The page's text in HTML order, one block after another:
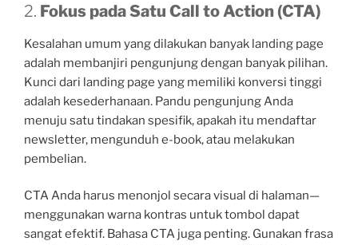
2. Fokus pada Satu Call to Action (CTA)
Kesalahan umum yang dilakukan banyak landing page
adalah membanjiri pengunjung dengan banyak pilihan.
Kunci dari landing page yang memiliki konversi tinggi
adalah kesederhanaan. Pandu pengunjung Anda
menuju satu tindakan spesifik, apakah itu mendaftar
newsletter, mengunduh e-book, atau melakukan
pembelian.
CTA Anda harus menonjol secara visual di halaman—
menggunakan warna kontras untuk tombol dapat
sangat efektif. Bahasa CTA juga penting. Gunakan frasa